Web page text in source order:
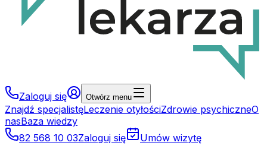
Zaloguj się Otwórz menu
Znajdź specjalistęLeczenie otyłościZdrowie psychiczneO
nasBaza wiedzy
82 568 10 03Zaloguj się
Umów wizytę